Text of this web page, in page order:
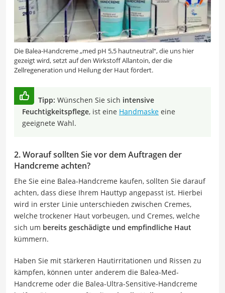
Die Balea-Handcreme „med pH 5,5 hautneutral“, die uns hier
gezeigt wird, setzt auf den Wirkstoff Allantoin, der die
Zellregeneration und Heilung der Haut fördert.
Tipp: Wünschen Sie sich intensive
Feuchtigkeitspflege, ist eine Handmaske eine
geeignete Wahl.
2. Worauf sollten Sie vor dem Auftragen der
Handcreme achten?
Ehe Sie eine Balea-Handcreme kaufen, sollten Sie darauf
achten, dass diese Ihrem Hauttyp angepasst ist. Hierbei
wird in erster Linie unterschieden zwischen Cremes,
welche trockener Haut vorbeugen, und Cremes, welche
sich um bereits geschädigte und empfindliche Haut
kümmern.
Haben Sie mit stärkeren Hautirritationen und Rissen zu
kämpfen, können unter anderem die Balea-Med-
Handcreme oder die Balea-Ultra-Sensitive-Handcreme